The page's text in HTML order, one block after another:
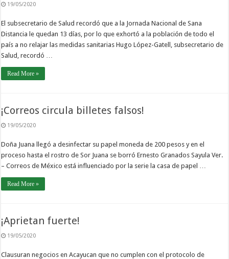
19/05/2020
El subsecretario de Salud recordó que a la Jornada Nacional de Sana
Distancia le quedan 13 días, por lo que exhortó a la población de todo el
país a no relajar las medidas sanitarias Hugo López-Gatell, subsecretario de
Salud, recordó …
Read More »
¡Correos circula billetes falsos!
19/05/2020
Doña Juana llegó a desinfectar su papel moneda de 200 pesos y en el
proceso hasta el rostro de Sor Juana se borró Ernesto Granados Sayula Ver.
– Correos de México está influenciado por la serie la casa de papel …
Read More »
¡Aprietan fuerte!
19/05/2020
Clausuran negocios en Acayucan que no cumplen con el protocolo de